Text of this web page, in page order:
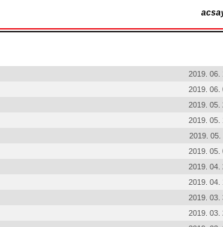
2019. 06.
2019. 06.
2019. 05.
2019. 05.
2019. 05.
2019. 05.
2019. 04.
2019. 04.
2019. 03.
2019. 03.